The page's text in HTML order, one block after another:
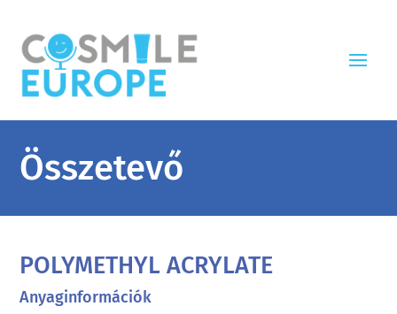
Összetevő
POLYMETHYL ACRYLATE
Anyaginformációk